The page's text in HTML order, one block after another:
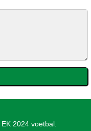
EK 2024 voetbal.